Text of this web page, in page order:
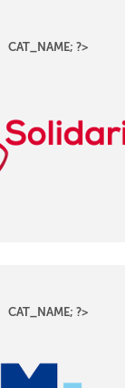
CAT_NAME; ?>
CAT_NAME; ?>